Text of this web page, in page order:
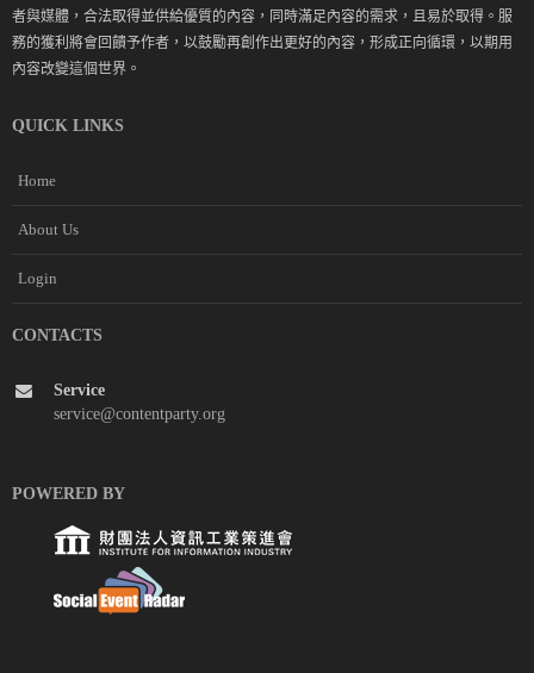
者與媒體，合法取得並供給優質的內容，同時滿足內容的需求，且易於取得。服
務的獲利將會回饋予作者，以鼓勵再創作出更好的內容，形成正向循環，以期用
內容改變這個世界。
QUICK LINKS
Home
About Us
Login
CONTACTS
Service
service@contentparty.org
POWERED BY